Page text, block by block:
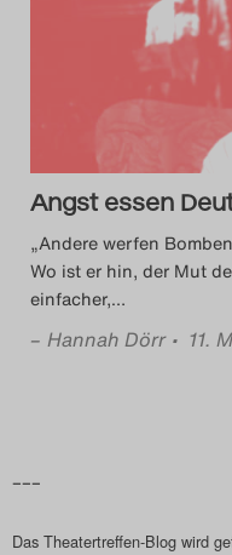
Das
Das
Das
Das
Angst essen
„Andere werfen
Wo ist er hin, der Mut
einfacher,…
– Hannah Dörr • 11.
–––
Das Theatertreffen-Blog wird